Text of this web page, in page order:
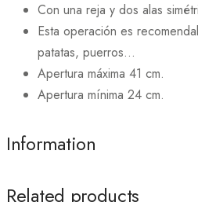
Con una reja y dos alas
Esta operación es
patatas, puerros…
Apertura máxima 41 cm.
Apertura mínima 24 cm.
Information
Related products